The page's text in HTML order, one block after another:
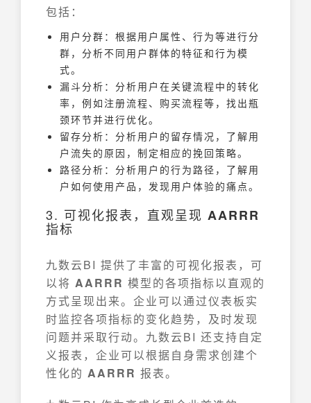
包括：
用户分群：根据用户属性、行为等进行分
群，分析不同用户群体的特征和行为模
式。
漏斗分析：分析用户在关键流程中的转化
率，例如注册流程、购买流程等，找出瓶
颈环节并进行优化。
留存分析：分析用户的留存情况，了解用
户流失的原因，制定相应的挽回策略。
路径分析：分析用户的行为路径，了解用
户如何使用产品，发现用户体验的痛点。
3. 可视化报表，直观呈现 AARRR
指标
九数云BI 提供了丰富的可视化报表，可
以将 AARRR 模型的各项指标以直观的
方式呈现出来。企业可以通过仪表板实
时监控各项指标的变化趋势，及时发现
问题并采取行动。九数云BI 还支持自定
义报表，企业可以根据自身需求创建个
性化的 AARRR 报表。